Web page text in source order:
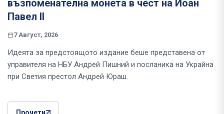
възпоменателна монета в чест на Йоан
Павел II
7 Август, 2026
Идеята за предстоящото издание беше представена от
управителя на НБУ Андрей Пишний и посланика на Украйна
при Светия престол Андрей Юраш.